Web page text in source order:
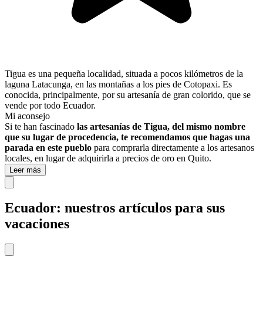
Tigua es una pequeña localidad, situada a pocos kilómetros de la
laguna Latacunga, en las montañas a los pies de Cotopaxi. Es
conocida, principalmente, por su artesanía de gran colorido, que se
vende por todo Ecuador.
Mi aconsejo
Si te han fascinado las artesanías de Tigua, del mismo nombre
que su lugar de procedencia, te recomendamos que hagas una
parada en este pueblo ​​para comprarla directamente a los artesanos
locales, en lugar de adquirirla a precios de oro en Quito.
Leer más
Ecuador: nuestros artículos para sus
vacaciones